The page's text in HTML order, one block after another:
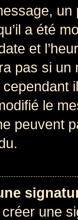
un
a été
et
pas si
le
peuvent
créer une